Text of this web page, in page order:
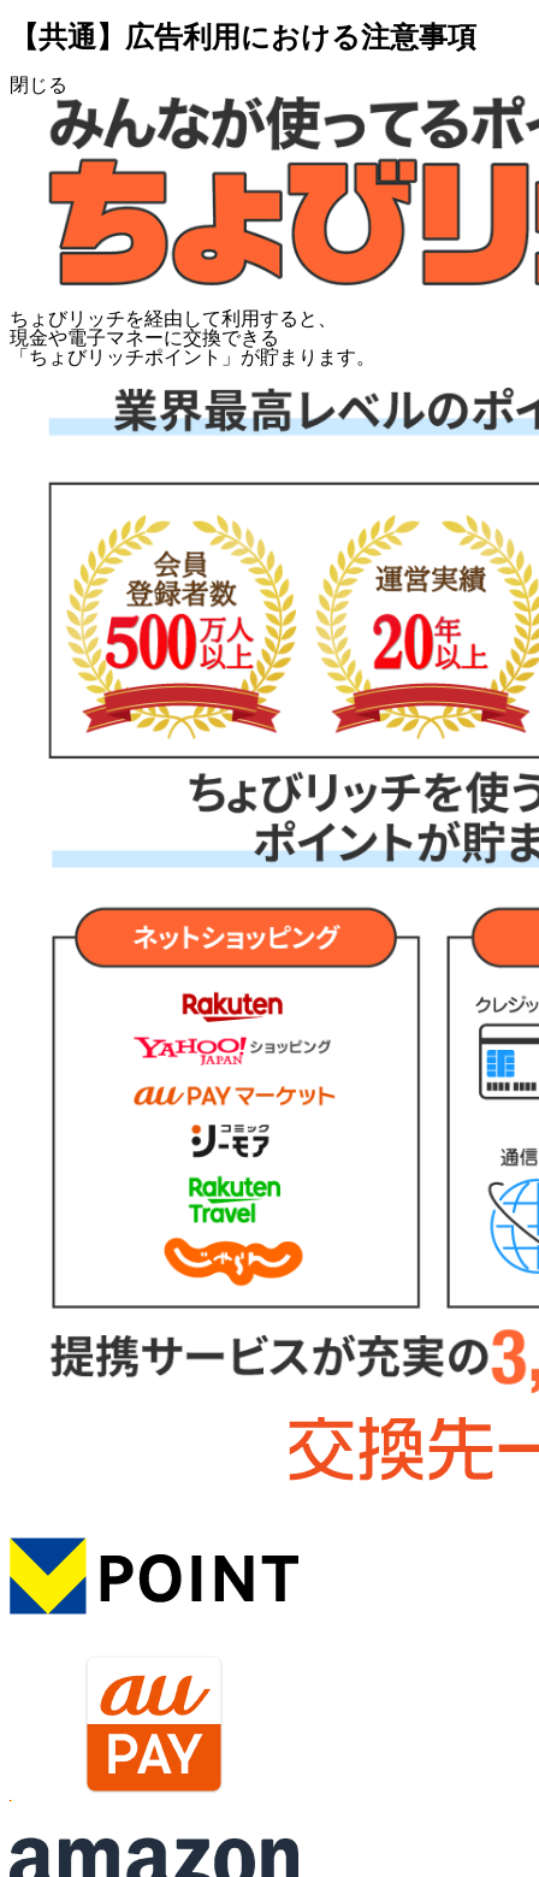
【共通】広告利用における注意事項
閉じる
ちょびリッチを経由して利用すると、
現金や電子マネーに交換できる
「 ちょびリッチポイント 」が貯まります。